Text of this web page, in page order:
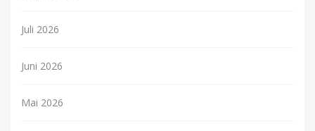
Juli 2026
Juni 2026
Mai 2026